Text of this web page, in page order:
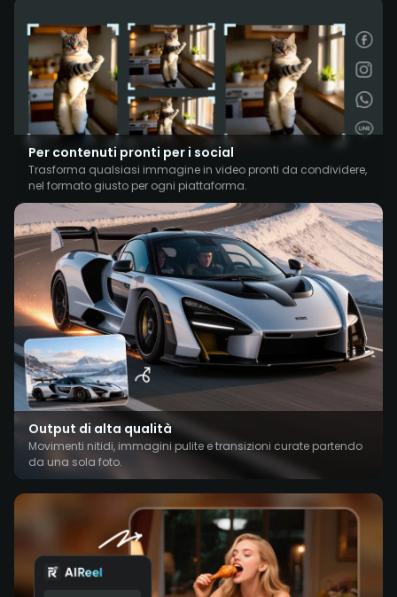
Per contenuti pronti per i social
Trasforma qualsiasi immagine in video pronti da condividere,
nel formato giusto per ogni piattaforma.
Output di alta qualità
Movimenti nitidi, immagini pulite e transizioni curate partendo
da una sola foto.